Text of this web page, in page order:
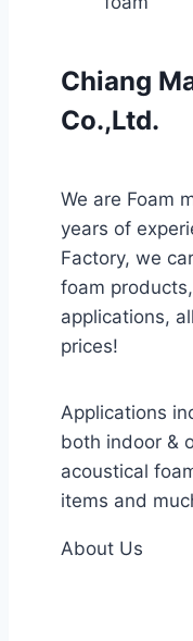
Chiang
Co.,Ltd.
We are Foam
years of
Factory, we
foam
applications,
prices!
Applications
both indoor &
acoustical
items and
About Us